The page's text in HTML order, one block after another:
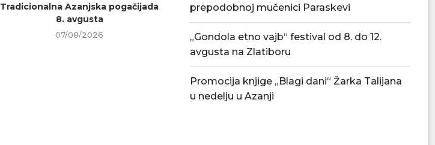
Tradicionalna Azanjska pogačijada
8. avgusta
07/08/2026
Nenad Jezdić u predstavi „Knjiga o
07/08/2026
PU „Čika Jova
prepodobnoj mučenici Paraskevi
„Gondola etno vajb“ festival od 8. do 12.
avgusta na Zlatiboru
Promocija knjige „Blagi dani“ Žarka Talijana
u nedelju u Azanji